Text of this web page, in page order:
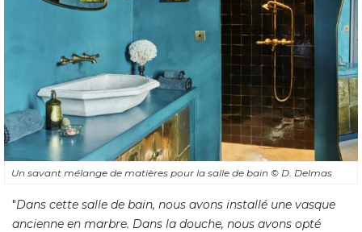
Un savant mélange de matières pour la salle de bain © D. Delmas
"Dans cette salle de bain, nous avons installé une vasque
ancienne en marbre. Dans la douche, nous avons opté